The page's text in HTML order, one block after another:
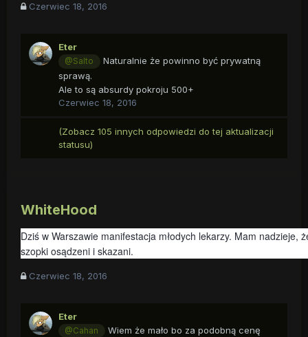
Czerwiec 18, 2016
Eter
@Salto
Naturalnie że powinno być prywatną
sprawą.
Ale to są absurdy pokroju 500+
Czerwiec 18, 2016
(Zobacz 105 innych odpowiedzi do tej aktualizacji
statusu)
WhiteHood
Dziś w Warszawie manifestacja młodych lekarzy. Mam nadzieje,
szopki osądzeni i skazani.
Czerwiec 18, 2016
Eter
@Cahan
Wiem że mało bo za podobną cenę